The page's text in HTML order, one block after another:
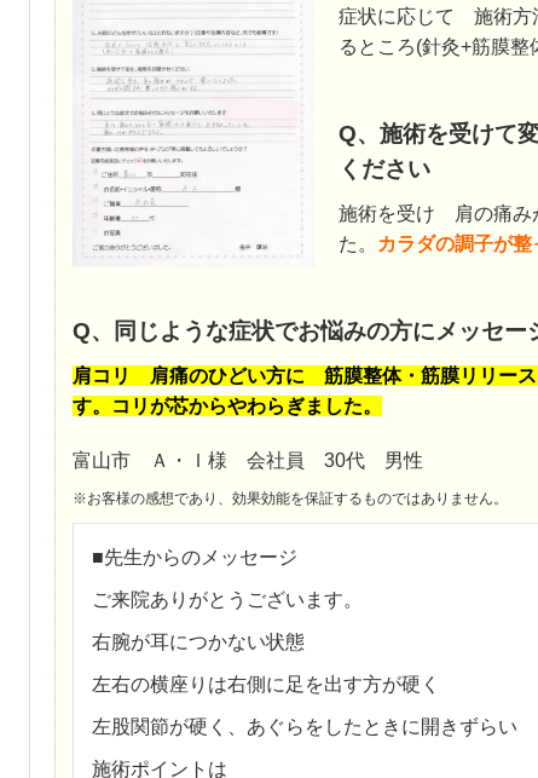
症状に応じて 施術
るところ(針灸+筋膜整
Q、施術を受けて
ください
施術を受け 肩の痛
た。
カラダの調子が
Q、同じような症状でお悩みの方にメッセー
肩コリ 肩痛のひどい方に 筋膜整体・筋膜リリー
す。コリが芯からやわらぎました。
富山市 Ａ・Ｉ様 会社員 30代 男性
※お客様の感想であり、効果効能を保証するものではありません。
■先生からのメッセージ
ご来院ありがとうございます。
右腕が耳につかない状態
左右の横座りは右側に足を出す方が硬く
左股関節が硬く、あぐらをしたときに開きずらい
施術ポイントは